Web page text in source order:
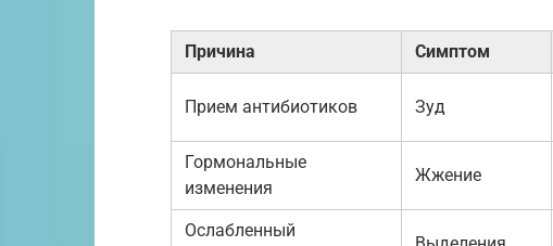
Причина Симптом
Прием антибиотиков Зуд
Гормональные
изменения
Жжение
Ослабленный